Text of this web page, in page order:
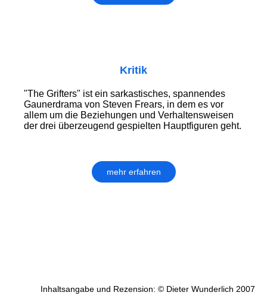
Kritik
"The Grifters" ist ein sarkastisches, spannendes
Gaunerdrama von Steven Frears, in dem es vor
allem um die Beziehungen und Verhaltensweisen
der drei überzeugend gespielten Hauptfiguren geht.
mehr erfahren
Inhaltsangabe und Rezension: © Dieter Wunderlich 2007